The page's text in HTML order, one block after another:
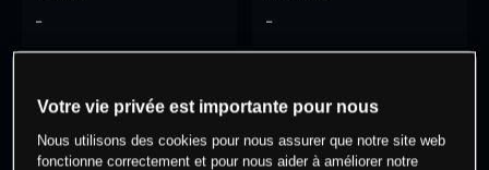
- -
0% des clients ont une position à
cet actif
Votre vie privée est importante pour nous
Nous utilisons des cookies pour nous assurer que notre site web
fonctionne correctement et pour nous aider à améliorer notre